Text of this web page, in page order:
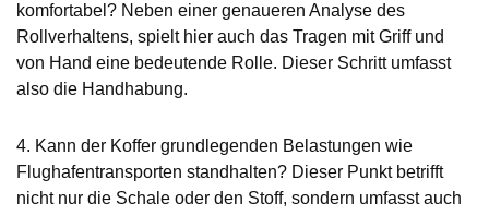
komfortabel? Neben einer genaueren Analyse des
Rollverhaltens, spielt hier auch das Tragen mit Griff und
von Hand eine bedeutende Rolle. Dieser Schritt umfasst
also die Handhabung.
4. Kann der Koffer grundlegenden Belastungen wie
Flughafentransporten standhalten? Dieser Punkt betrifft
nicht nur die Schale oder den Stoff, sondern umfasst auch